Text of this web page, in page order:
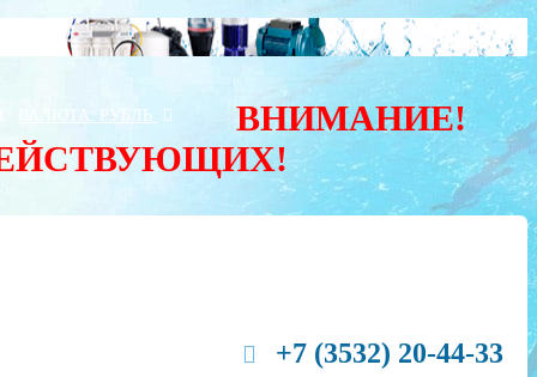
ВАЛЮТА: РУБЛЬ
ВНИМАНИЕ!
+7 (3532) 20-44-33